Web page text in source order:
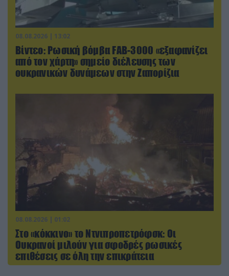
08.08.2026 | 13:02
Βίντεο: Ρωσική βόμβα FAB-3000 «εξαφανίζει
από τον χάρτη» σημείο διέλευσης των
ουκρανικών δυνάμεων στην Ζαπορίζια
08.08.2026 | 01:02
Στο «κόκκινο» το Ντνιπροπετρόφσκ: Οι
Ουκρανοί μιλούν για σφοδρές ρωσικές
επιθέσεις σε όλη την επικράτεια